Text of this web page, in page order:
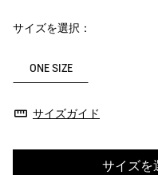
サイズを選択：
ONE SIZE
サイズガイド
サイズを